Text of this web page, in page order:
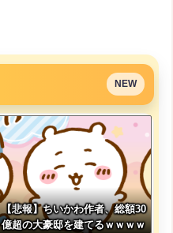
NEW
【悲報】ちいかわ作者、総額30
億超の大豪邸を建てるｗｗｗｗ